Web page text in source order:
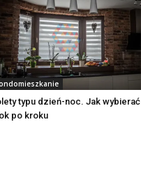
typu dzień-noc. Jak wybierać
po kroku